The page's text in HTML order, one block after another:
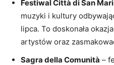
Festiwal Città di ⁢San
⁢muzyki i kultury
lipca. To⁢ doskonała
artystów ⁢oraz
Sagra della Comunità –